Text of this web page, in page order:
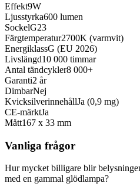
Effekt9W
Ljusstyrka600 lumen
SockelG23
Färgtemperatur2700K (varmvit)
EnergiklassG (EU 2026)
Livslängd10 000 timmar
Antal tändcykler8 000+
Garanti2 år
DimbarNej
KvicksilverinnehållJa (0,9 mg)
CE-märktJa
Mått167 x 33 mm
Vanliga frågor
Hur mycket billigare blir
med en gammal glödlampa?